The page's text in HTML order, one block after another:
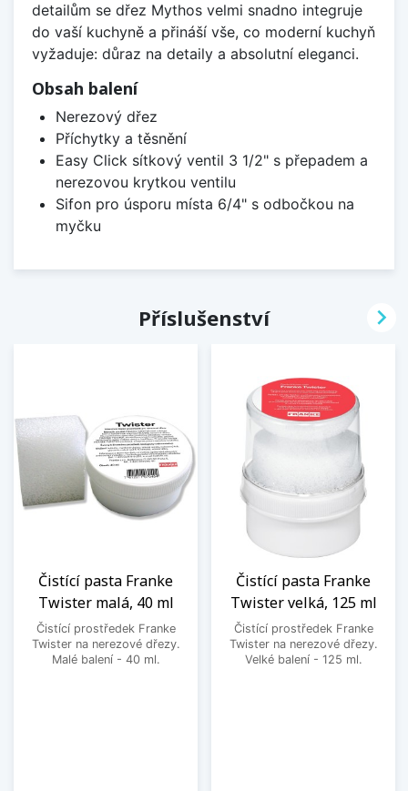
detailům se dřez Mythos velmi snadno integruje
do vaší kuchyně a přináší vše, co moderní kuchyň
vyžaduje: důraz na detaily a absolutní eleganci.
Obsah balení
Nerezový dřez
Příchytky a těsnění
Easy Click sítkový ventil 3 1/2" s přepadem a
nerezovou krytkou ventilu
Sifon pro úsporu místa 6/4" s odbočkou na
myčku
Příslušenství
Čistící pasta Franke
Twister malá, 40 ml
Čistící prostředek Franke
Twister na nerezové dřezy.
Malé balení - 40 ml.
Čistící pasta Franke
Twister velká, 125 ml
Čistící prostředek Franke
Twister na nerezové dřezy.
Velké balení - 125 ml.
